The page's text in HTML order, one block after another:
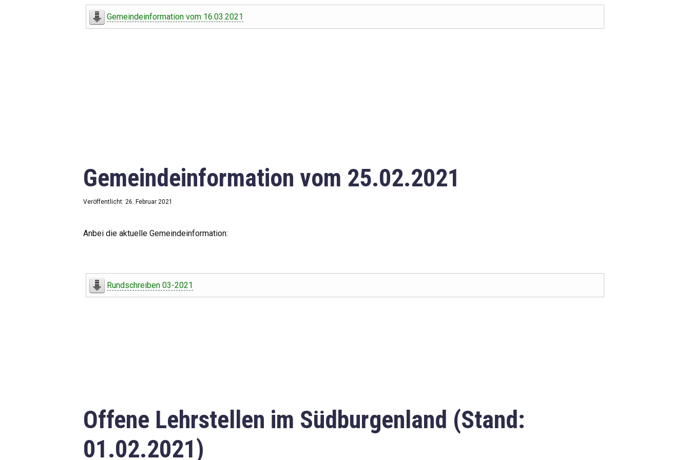
Offener Haushalt
Downloads
Impressum
Gemeindeinformation vom 16.03.2021
Gemeindeinformation vom 25.02.2021
Veröffentlicht: 26. Februar 2021
Anbei die aktuelle Gemeindeinformation:
Rundschreiben 03-2021
Offene Lehrstellen im Südburgenland (Stand:
01.02.2021)